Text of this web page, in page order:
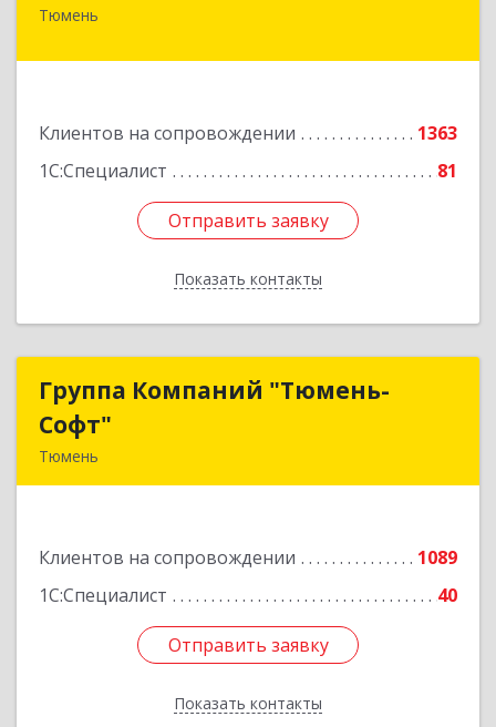
Тюмень
Клиентов на сопровождении
1363
1С:Специалист
81
Отправить заявку
Показать контакты
625000, Тюменская обл, Тюмень г, Республики
Отправить заявку
Назад
Группа Компаний "Тюмень-
Софт"
Тюмень
Клиентов на сопровождении
1089
1С:Специалист
40
Отправить заявку
Показать контакты
Группа Компаний "Тюмень-
Подробнее
Отправить заявку
Назад